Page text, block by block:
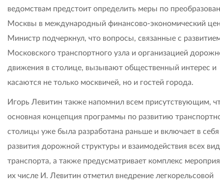
ведомствам предстоит определить меры по
Москвы в международный финансово-экономический
Министр подчеркнул, что вопросы, связанные с
Московского транспортного узла и организацией
движения в столице, вызывают общественный интерес и
касаются не только москвичей, но и гостей города.
Игорь Левитин также напомнил всем присутствующим,
основная концепция программы по развитию
столицы уже была разработана раньше и включает в
развития дорожной структуры и взаимодействия всех
транспорта, а также предусматривает комплекс
их числе И. Левитин отметил внедрение легкорельсовой